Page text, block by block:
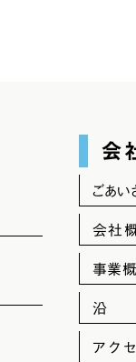
会
ごあい
会社
事業
沿
アク